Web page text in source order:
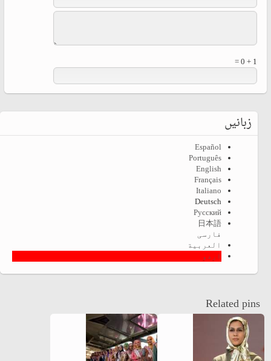
1 + 0 =
زبانیں
Español
Português
English
Français
Italiano
Deutsch
Русский
日本語
فارسی
العربية
اردو
Related pins